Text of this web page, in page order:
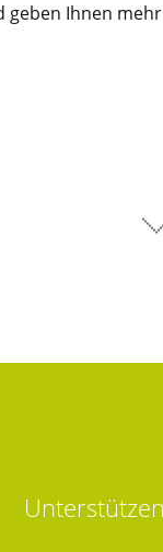
geben Ihnen mehr
Unterstützen